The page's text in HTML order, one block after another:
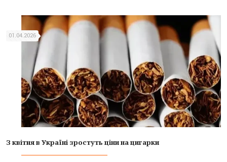
01.04.2026
З квітня в Україні зростуть ціни на цигарки